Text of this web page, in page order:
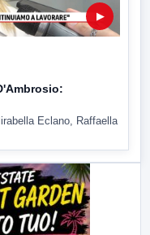
▶
Eclano, Raffaella